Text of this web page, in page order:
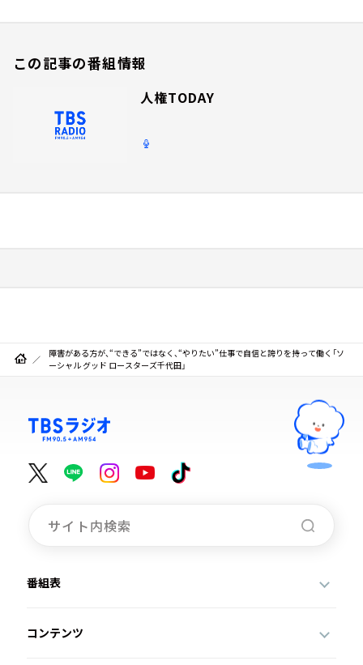
この記事の番組情報
人権TODAY
障害がある方が、“できる”ではなく、“やりたい”仕事で自信と誇りを持って働く「ソ
ーシャル グッド ロースターズ千代田」
番組表
コンテンツ